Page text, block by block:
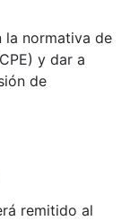
la normativa de
y dar a
de
remitido al